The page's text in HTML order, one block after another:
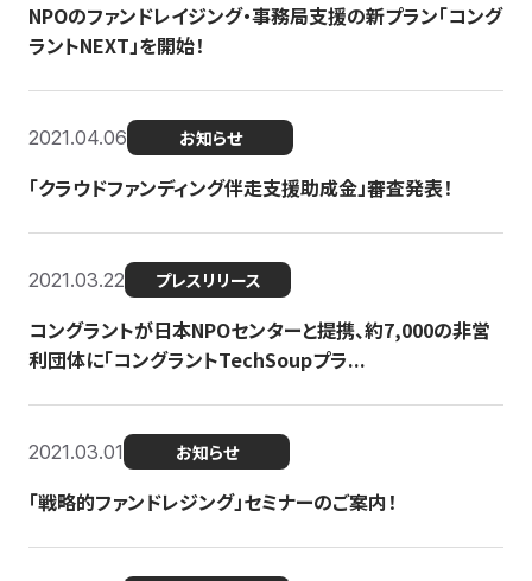
NPOのファンドレイジング・事務局支援の新プラン「コング
ラントNEXT」を開始！
2021.04.06 お知らせ
「クラウドファンディング伴走支援助成金」審査発表！
2021.03.22 プレスリリース
コングラントが日本NPOセンターと提携、約7,000の非営
利団体に「コングラントTechSoupプラ...
2021.03.01 お知らせ
「戦略的ファンドレジング」セミナーのご案内！